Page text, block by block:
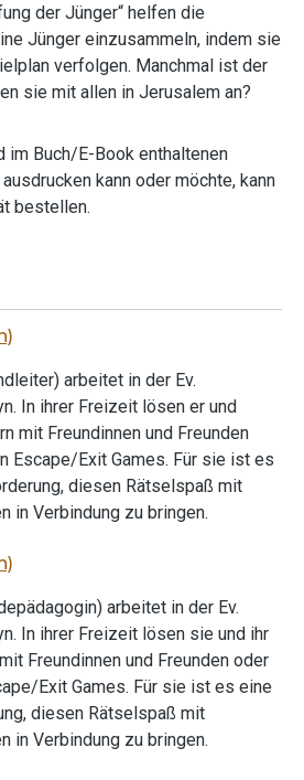
der Jünger“ helfen die
Jünger einzusammeln, indem sie
verfolgen. Manchmal ist der
sie mit allen in Jerusalem an?
im Buch/E-Book enthaltenen
kann oder möchte, kann
bestellen.
arbeitet in der Ev.
In ihrer Freizeit lösen er und
mit Freundinnen und Freunden
Escape/Exit Games. Für sie ist es
diesen Rätselspaß mit
in Verbindung zu bringen.
arbeitet in der Ev.
In ihrer Freizeit lösen sie und ihr
Freundinnen und Freunden oder
Exit Games. Für sie ist es eine
diesen Rätselspaß mit
in Verbindung zu bringen.